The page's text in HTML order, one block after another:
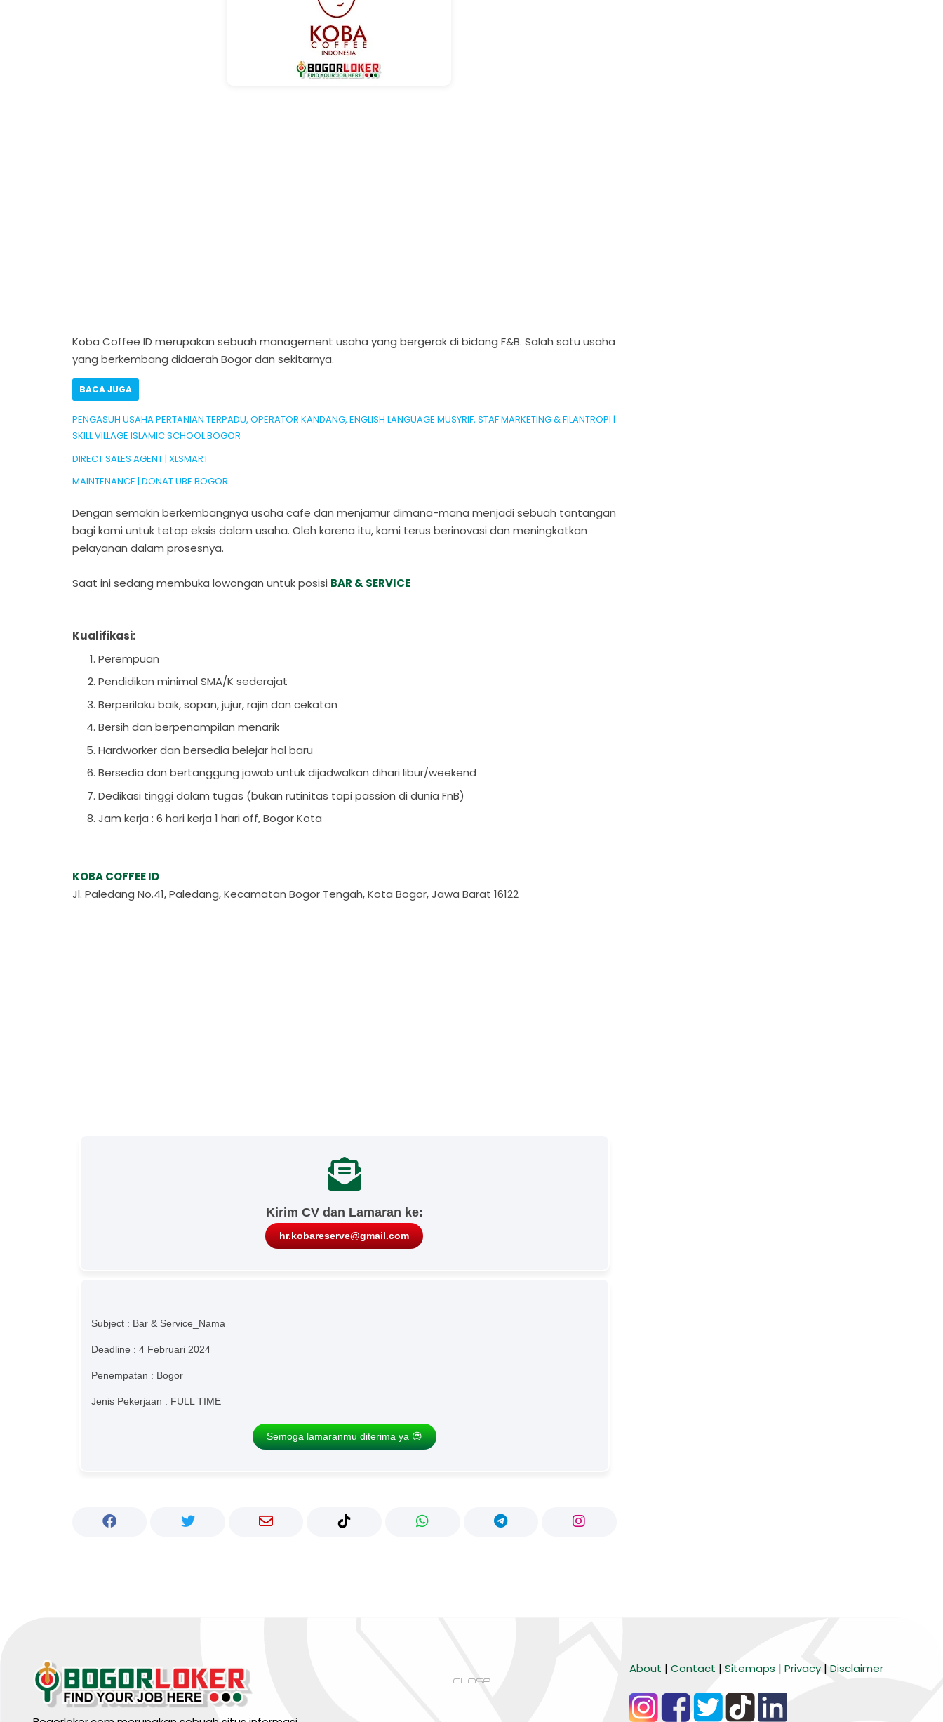
Koba Coffee ID merupakan sebuah management usaha yang bergerak di bidang F&B. Salah satu usaha
yang berkembang didaerah Bogor dan sekitarnya.
BACA JUGA
PENGASUH USAHA PERTANIAN TERPADU, OPERATOR KANDANG, ENGLISH LANGUAGE MUSYRIF, STAF MARKETING & FILANTROPI |
SKILL VILLAGE ISLAMIC SCHOOL BOGOR
DIRECT SALES AGENT | XLSMART
MAINTENANCE | DONAT UBE BOGOR
Dengan semakin berkembangnya usaha cafe dan menjamur dimana-mana menjadi sebuah tantangan
bagi kami untuk tetap eksis dalam usaha. Oleh karena itu, kami terus berinovasi dan meningkatkan
pelayanan dalam prosesnya.
Saat ini sedang membuka lowongan untuk posisi BAR & SERVICE
Kualifikasi:
Perempuan
Pendidikan minimal SMA/K sederajat
Berperilaku baik, sopan, jujur, rajin dan cekatan
Bersih dan berpenampilan menarik
Hardworker dan bersedia belejar hal baru
Bersedia dan bertanggung jawab untuk dijadwalkan dihari libur/weekend
Dedikasi tinggi dalam tugas (bukan rutinitas tapi passion di dunia FnB)
Jam kerja : 6 hari kerja 1 hari off, Bogor Kota
KOBA COFFEE ID
Jl. Paledang No.41, Paledang, Kecamatan Bogor Tengah, Kota Bogor, Jawa Barat 16122
Kirim CV dan Lamaran ke:
hr.kobareserve@gmail.com
Subject : Bar & Service_Nama
Deadline : 4 Februari 2024
Penempatan : Bogor
Jenis Pekerjaan : FULL TIME
Semoga lamaranmu diterima ya 😍
About | Contact | Sitemaps | Privacy| Disclaimer